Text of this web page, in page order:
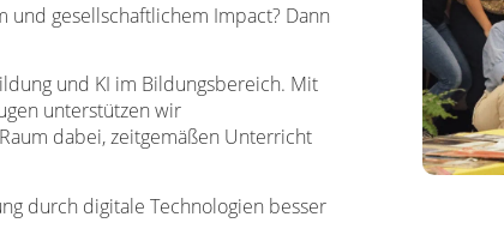
und gesellschaftlichem Impact? Dann
und KI im Bildungsbereich. Mit
unterstützen wir
dabei, zeitgemäßen Unterricht
durch digitale Technologien besser